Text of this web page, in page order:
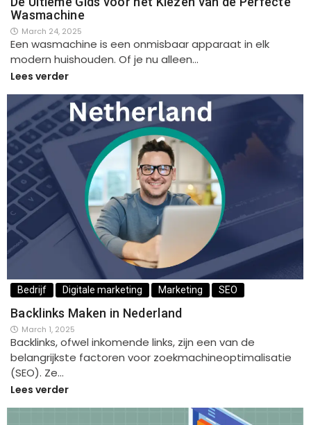
Wasmachine
March 24, 2025
Een wasmachine is een onmisbaar apparaat in elk
modern huishouden. Of je nu alleen…
Lees verder
Bedrijf Digitale marketing Marketing SEO
Backlinks Maken in Nederland
March 1, 2025
Backlinks, ofwel inkomende links, zijn een van de
belangrijkste factoren voor zoekmachineoptimalisatie
(SEO). Ze…
Lees verder